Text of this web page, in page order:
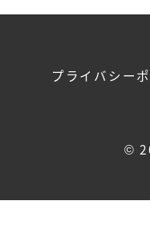
プライバシー
©